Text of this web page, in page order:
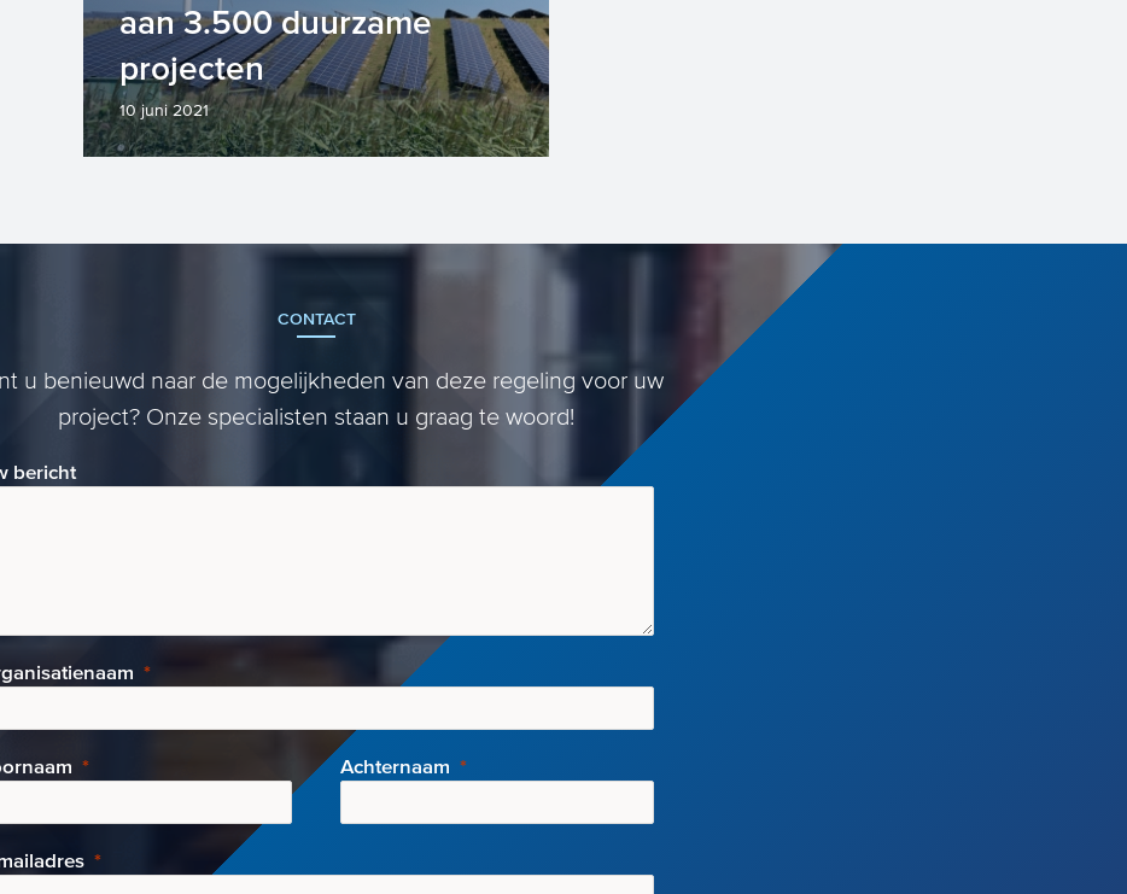
aan 3.500 duurzame
projecten
10 juni 2021
eerste openstellingsronde plaats van
de Stimuleringsregeling Duurzame...
CONTACT
u benieuwd naar de mogelijkheden van deze regeling voor uw
project? Onze specialisten staan u graag te woord!
bericht
Achternaam
ladres